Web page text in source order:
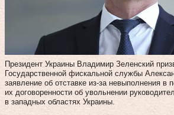
Президент Украины Владимир Зеленский
Государственной фискальной службы
заявление об отставке из-за невыполнения в
их договоренности об увольнении
в западных областях Украины.